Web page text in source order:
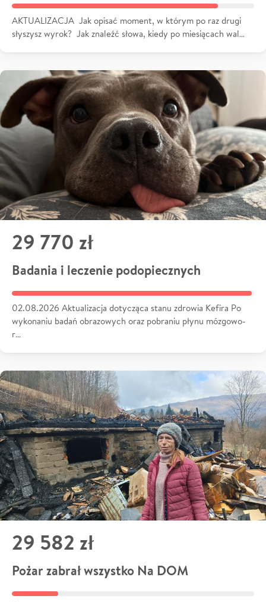
AKTUALIZACJA Jak opisać moment, w którym po raz drugi
słyszysz wyrok? Jak znaleźć słowa, kiedy po miesiącach wal…
29 770 zł
Badania i leczenie podopiecznych
02.08.2026 Aktualizacja dotycząca stanu zdrowia Kefira Po
wykonaniu badań obrazowych oraz pobraniu płynu mózgowo-
r…
29 582 zł
Pożar zabrał wszystko Na DOM